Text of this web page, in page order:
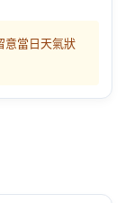
意當日天氣狀